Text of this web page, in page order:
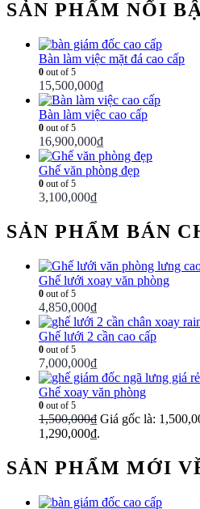
SẢN PHẨM NỔI
Bàn làm việc mặt đá cao cấp
0 out of 5
15,500,000₫
Bàn làm việc cao cấp
0 out of 5
16,900,000₫
Ghế văn phòng đẹp
0 out of 5
3,100,000₫
SẢN PHẨM BÁN
Ghế lưới xoay văn phòng
0 out of 5
4,850,000₫
Ghế lưới 2 cần cao cấp
0 out of 5
7,000,000₫
Ghế xoay văn phòng
0 out of 5
1,500,000₫ Giá gốc là:
1,290,000₫.
SẢN PHẨM MỚI